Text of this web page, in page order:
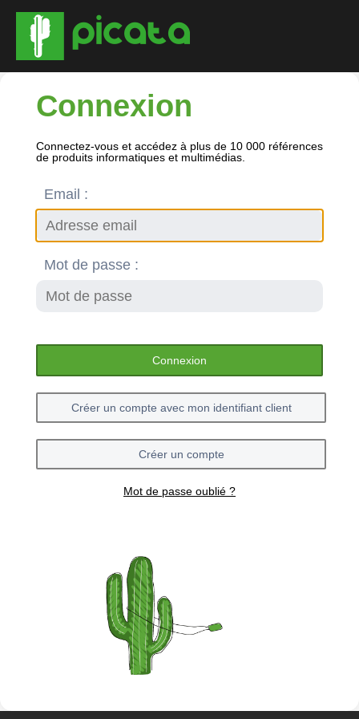
Connexion
Connectez-vous et accédez à plus de 10 000 références
de produits informatiques et multimédias.
Email :
Mot de passe :
Connexion
Créer un compte avec mon identifiant client
Créer un compte
Mot de passe oublié ?